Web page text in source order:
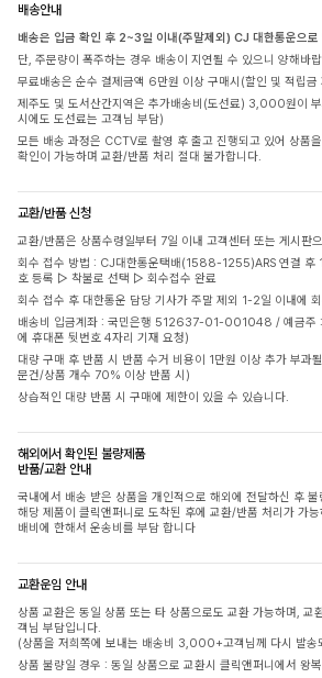
배송안내
배송은 입금 확인 후 2~3일 이내(주말제외) CJ 대한통운으로
단, 주문량이 폭주하는 경우 배송이 지연될 수 있으니 양해바랍
무료배송은 순수 결제금액 6만원 이상 구매시(할인 및 적립금
제주도 및 도서산간지역은 추가배송비(도선료) 3,000원이
시에도 도선료는 고객님 부담)
모든 배송 과정은 CCTV로 촬영 후 출고 진행되고 있어 상품
확인이 가능하며 교환/반품 처리 절대 불가합니다.
교환/반품 신청
교환/반품은 상품수령일부터 7일 이내 고객센터 또는 게시판
회수 접수 방법 : CJ대한통운택배(1588-1255)ARS 연결 후
호 등록 ▷ 착불로 선택 ▷ 회수접수 완료
회수 접수 후 대한통운 담당 기사가 주말 제외 1-2일 이내에
배송비 입금계좌 : 국민은행 512637-01-001048 / 예금주 :
에 휴대폰 뒷번호 4자리 기재 요청)
대량 구매 후 반품 시 반품 수거 비용이 1만원 이상 추가 부과
문건/상품 개수 70% 이상 반품 시)
상습적인 대량 반품 시 구매에 제한이 있을 수 있습니다.
해외에서 확인된 불량제품
반품/교환 안내
국내에서 배송 받은 상품을 개인적으로 해외에 전달하신 후 불
해당 제품이 클릭앤퍼니로 도착된 후에 교환/반품 처리가 가
배비에 한해서 운송비를 부담 합니다
교환운임 안내
상품 교환은 동일 상품 또는 타 상품으로도 교환 가능하며,
객님 부담입니다.
(상품을 저희쪽에 보내는 배송비 3,000+고객님께 다시 발
상품 불량일 경우 : 동일 상품으로 교환시 클릭앤퍼니에서 왕